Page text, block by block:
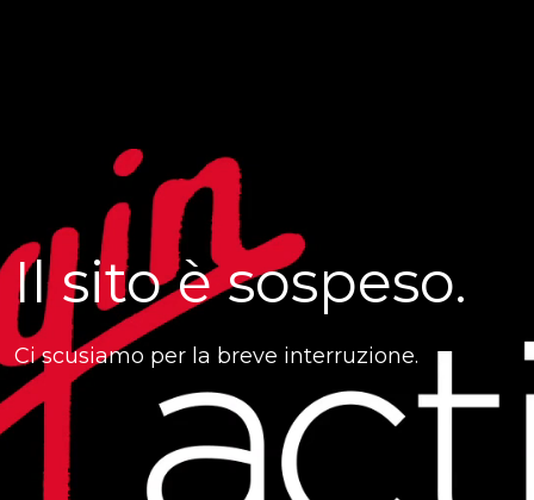
Il sito è sospeso.
Ci scusiamo per la breve interruzione.